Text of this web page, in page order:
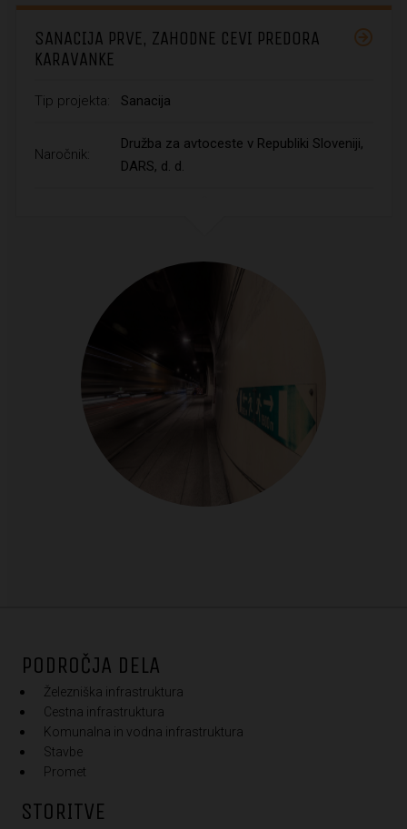
SANACIJA PRVE, ZAHODNE CEVI PREDORA
KARAVANKE
Tip projekta: Sanacija
Naročnik:
Družba za avtoceste v Republiki Sloveniji,
DARS, d. d.
PODROČJA DELA
Železniška infrastruktura
Cestna infrastruktura
Komunalna in vodna infrastruktura
Stavbe
Promet
STORITVE